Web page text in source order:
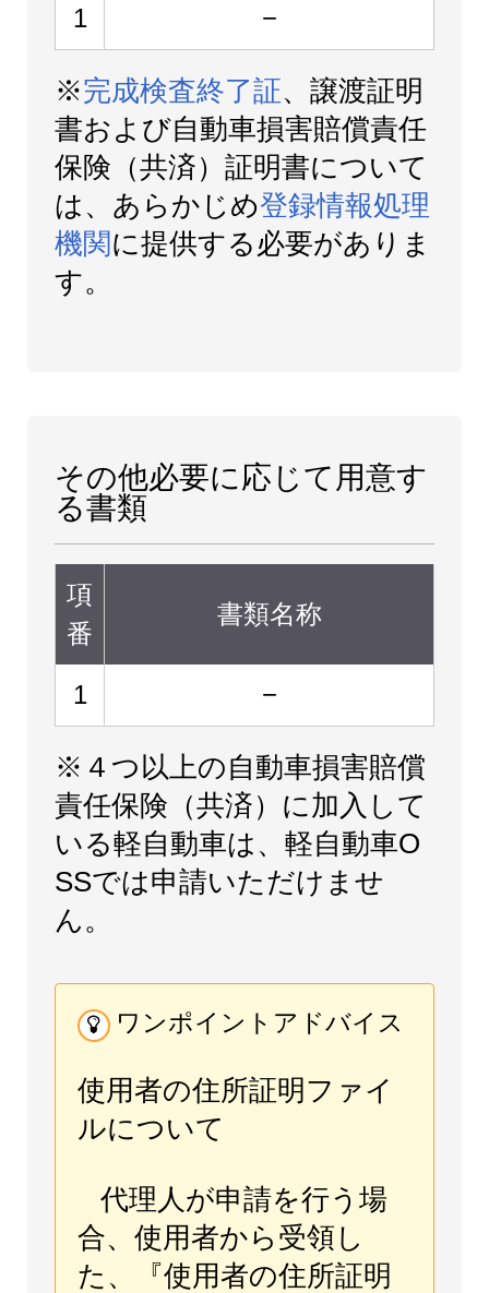
1 −
※完成検査終了証、譲渡証明
書および自動車損害賠償責任
保険（共済）証明書について
は、あらかじめ登録情報処理
機関に提供する必要がありま
す。
その他必要に応じて用意す
る書類
項
番
書類名称
1 −
※ ４つ以上の自動車損害賠償
責任保険（共済）に加入して
いる軽自動車は、軽自動車O
SSでは申請いただけませ
ん。
ワンポイントアドバイス
使用者の住所証明ファイ
ルについて
代理人が申請を行う場
合、使用者から受領し
た、『使用者の住所証明